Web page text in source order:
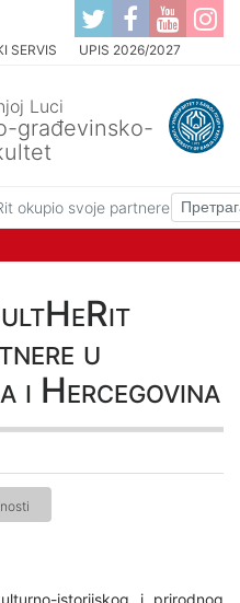
SERVIS UPIS 2026/2027
Luci
građevinsko-
okupio svoje partnere u
u
i Hercegovina
istorijskog i prirodnog